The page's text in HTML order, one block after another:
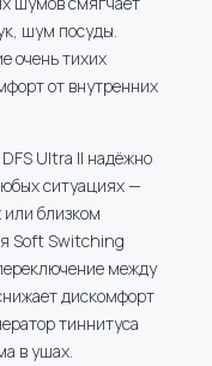
шум посуды.
очень тихих
от внутренних
Ultra II надёжно
ситуациях —
или близком
Soft Switching
между
дискомфорт
тиннитуса
в ушах.